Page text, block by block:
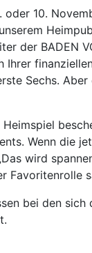
oder 10.
der BADEN
Ihrer
Sechs. Aber
Wenn die
wird
Favoritenrolle
bei den sich